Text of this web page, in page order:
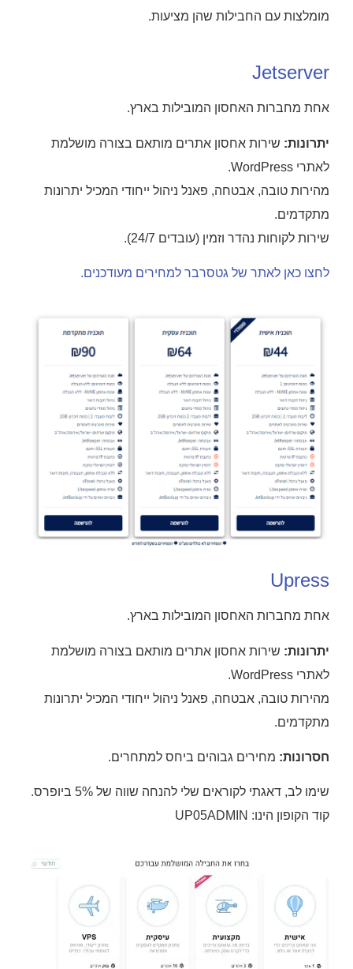
מומלצות עם החבילות שהן מציעות.
Jetserver
אחת מחברות האחסון המובילות בארץ.
יתרונות: שירות אחסון אתרים מותאם בצורה מושלמת
לאתרי WordPress.
מהירות טובה, אבטחה, פאנל ניהול ייחודי המכיל יתרונות
מתקדמים.
שירות לקוחות נהדר וזמין (עובדים 24/7).
לחצו כאן לאתר של גטסרבר למחירים מעודכנים.
Upress
אחת מחברות האחסון המובילות בארץ.
יתרונות: שירות אחסון אתרים מותאם בצורה מושלמת
לאתרי WordPress.
מהירות טובה, אבטחה, פאנל ניהול ייחודי המכיל יתרונות
מתקדמים.
חסרונות: מחירים גבוהים ביחס למתחרים.
שימו לב, דאגתי לקוראים שלי להנחה שווה של 5% ביופרס.
קוד הקופון הינו: UP05ADMIN